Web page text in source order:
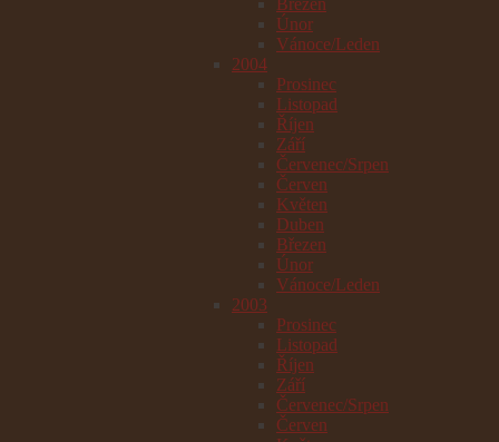
Únor
Vánoce/Leden
2004
Prosinec
Listopad
Říjen
Září
Červenec/Srpen
Červen
Květen
Duben
Březen
Únor
Vánoce/Leden
2003
Prosinec
Listopad
Říjen
Září
Červenec/Srpen
Červen